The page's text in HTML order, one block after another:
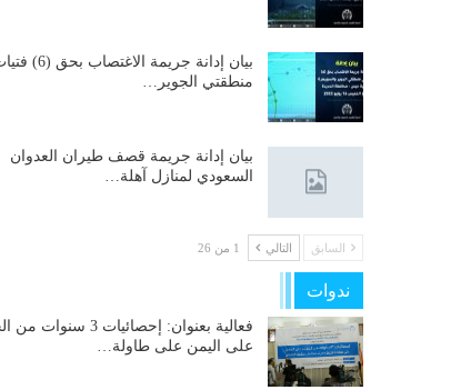
بيان إدانة جريمة
منطقتي الجوير…
بيان إدانة جريمة قصف طيران العدوان
السعودي لمنازل آهلة…
السابق التالي 1 من 26
ندوات
فعالية بعنوان: إحصائيات 3
على اليمن على طاولة…